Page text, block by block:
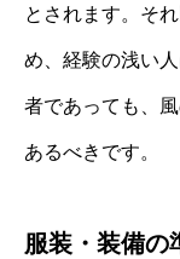
とされます。そ
め、経験の浅い
者であっても、
あるべきです。
服装・装備の